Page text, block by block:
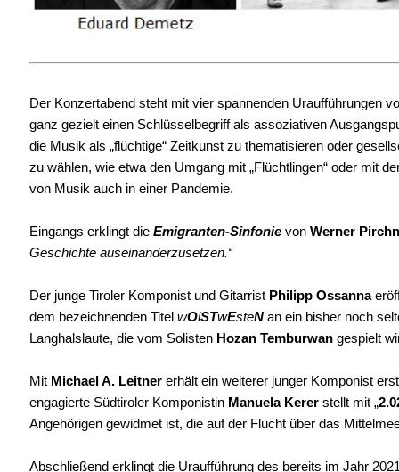
Der Konzertabend steht mit vier spannenden Uraufführungen
ganz gezielt einen Schlüsselbegriff als assoziativen
die Musik als „flüchtige“ Zeitkunst zu thematisieren oder
zu wählen, wie etwa den Umgang mit „Flüchtlingen“ oder mit
von Musik auch in einer Pandemie.
Eingangs erklingt die Emigranten-Sinfonie von Werner
Geschichte auseinanderzusetzen.“
Der junge Tiroler Komponist und Gitarrist Philipp Ossanna
dem bezeichnenden Titel wOiSTwEsteN an ein bisher noch
Langhalslaute, die vom Solisten Hozan Temburwan gespielt
Mit Michael A. Leitner erhält ein weiterer junger Komponist
engagierte Südtiroler Komponistin Manuela Kerer stellt mit „
Angehörigen gewidmet ist, die auf der Flucht über das
Abschließend erklingt die Uraufführung des bereits im Jahr